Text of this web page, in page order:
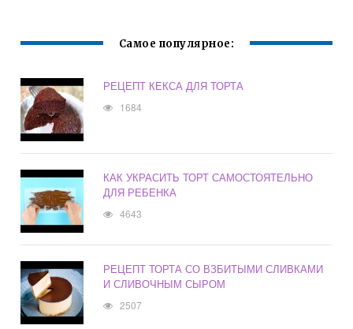
Самое популярное:
РЕЦЕПТ КЕКСА ДЛЯ ТОРТА
1684
КАК УКРАСИТЬ ТОРТ САМОСТОЯТЕЛЬНО
ДЛЯ РЕБЕНКА
4643
РЕЦЕПТ ТОРТА СО ВЗБИТЫМИ СЛИВКАМИ
И СЛИВОЧНЫМ СЫРОМ
2507